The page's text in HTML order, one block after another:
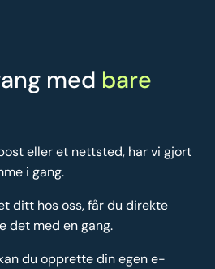
med bare
eller et nettsted, har vi gjort
i gang.
ditt hos oss, får du direkte
det med en gang.
du opprette din egen e-